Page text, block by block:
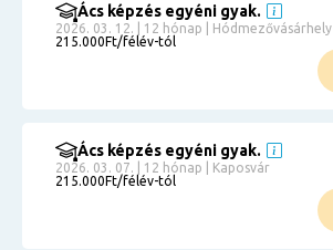
Ács képzés egyéni gyak.
2026. 03. 12. | 12 hónap | Hódmezővásárhely
215.000Ft/félév-tól
Ács képzés egyéni gyak.
2026. 03. 07. | 12 hónap | Kaposvár
215.000Ft/félév-tól